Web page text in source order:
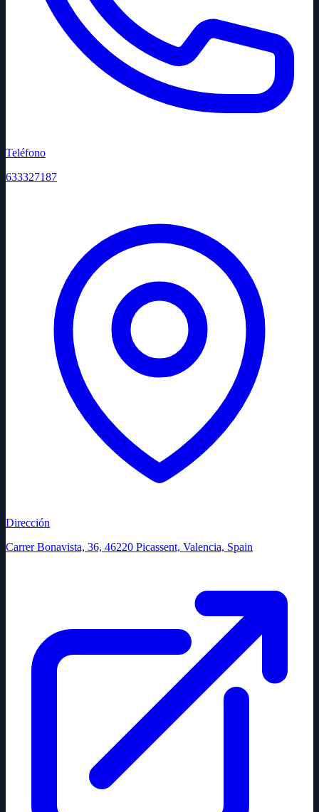
Teléfono
633327187
Dirección
Carrer Bonavista, 36, 46220 Picassent, Valencia, Spain